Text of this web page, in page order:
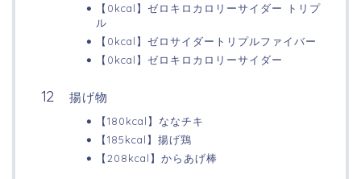
【0kcal】ゼロキロカロリーサイダー トリプ
ル
【0kcal】ゼロサイダートリプルファイバー
【0kcal】ゼロキロカロリーサイダー
揚げ物
【180kcal】ななチキ
【185kcal】揚げ鶏
【208kcal】からあげ棒